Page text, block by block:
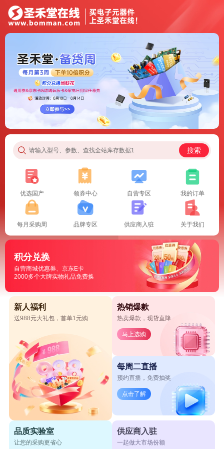
请输入型号、参数、查找全站库存数据1 搜索
优选国产 领券中心 自营专区 我的订单
每月采购周 品牌专区 供应商入驻 关于我们
积分兑换
自营商城优惠券、京东E卡
2000多个大牌实物礼品免费换
新人福利
送988元大礼包，首单1元购
热销爆款
热卖爆款，现货直降
马上选购
每周二直播
预约直播，免费抽奖
点击了解
品质实验室
让您的采购更省心
供应商入驻
一起做大市场份额